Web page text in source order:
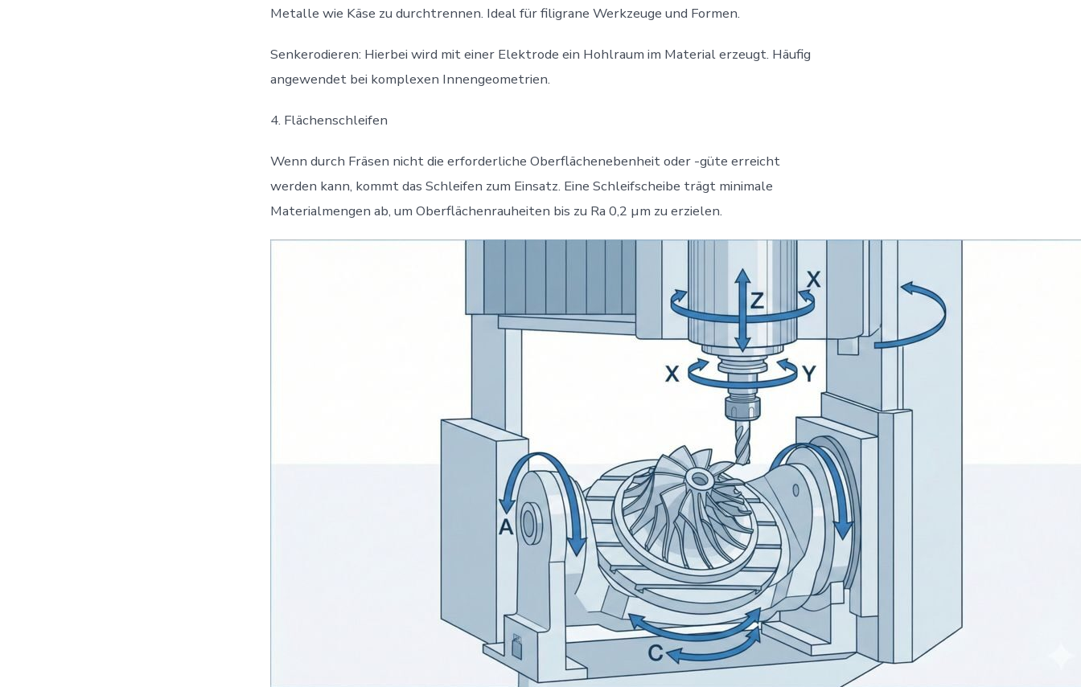
Metalle wie Käse zu durchtrennen. Ideal für filigrane Werkzeuge und Formen.
Senkerodieren: Hierbei wird mit einer Elektrode ein Hohlraum im Material erzeugt. Häufig
angewendet bei komplexen Innengeometrien.
4. Flächenschleifen
Wenn durch Fräsen nicht die erforderliche Oberflächenebenheit oder -güte erreicht
werden kann, kommt das Schleifen zum Einsatz. Eine Schleifscheibe trägt minimale
Materialmengen ab, um Oberflächenrauheiten bis zu Ra 0,2 µm zu erzielen.